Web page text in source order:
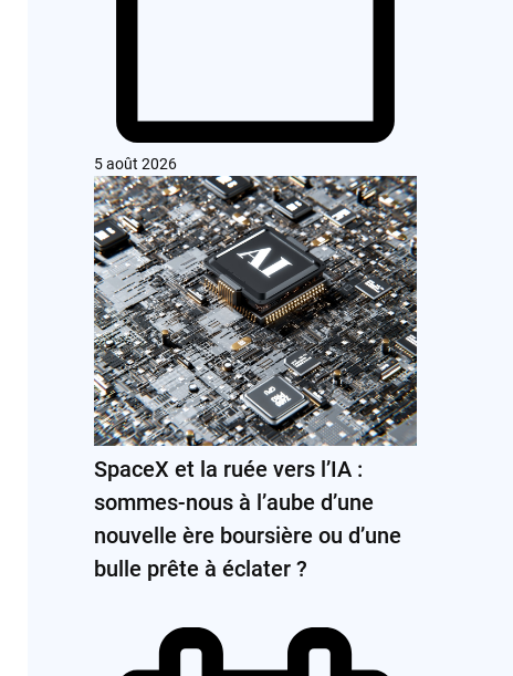
5 août 2026
SpaceX et la ruée vers l’IA :
sommes-nous à l’aube d’une
nouvelle ère boursière ou d’une
bulle prête à éclater ?